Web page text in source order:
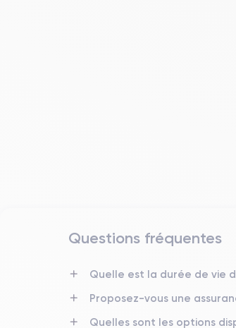
14/09/2021
Dimensions
Questions fréquentes
Quelle est la durée de vie
Proposez-vous une
Quelles sont les options